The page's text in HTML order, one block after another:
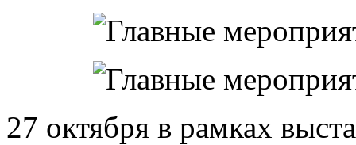
27 октября в рамках